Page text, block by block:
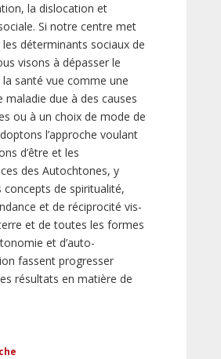
la dislocation et
Si notre centre met
les déterminants sociaux de
visons à dépasser le
santé vue comme une
maladie due à des causes
ou à un choix de mode de
l’approche voulant
d’être et les
des Autochtones, y
concepts de spiritualité,
et de réciprocité vis-
et de toutes les formes
et d’auto-
fassent progresser
résultats en matière de